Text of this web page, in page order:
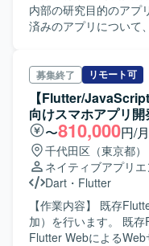
内部の研究目的のアプ
済みのアプリについて
新しい技術である
や、医療機器メーカ
います。
募集終了 リモート可
【Flutter/
向けスマホアプリ開
〜810,000円/月
千代田区（東京都）
ネイティブアプリ
Dart ・ Flutter
【作業内容】 既存
加）を行います。 既
Flutter Webによる